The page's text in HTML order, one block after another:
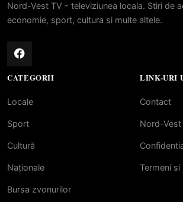
Nord-Vest TV - televiziunea locala. Stiri de
economie, sport, cultura si multe altele.
CATEGORII
Locale
Sport
Cultură
Naționale
Bursa zvonurilor
LINK-URI
Contact
Nord-Vest
Termeni si